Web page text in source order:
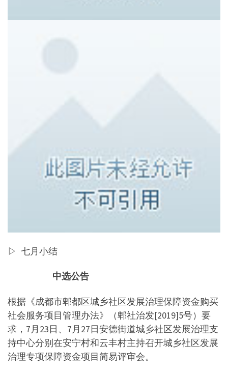
▷ 七月小结
中选公告
根据《成都市郫都区城乡社区发展治理保障资金购买
社会服务项目管理办法》（郫社治发[2019]5号）要
求，7月23日、7月27日安德街道城乡社区发展治理支
持中心分别在安宁村和云丰村主持召开城乡社区发展
治理专项保障资金项目简易评审会。